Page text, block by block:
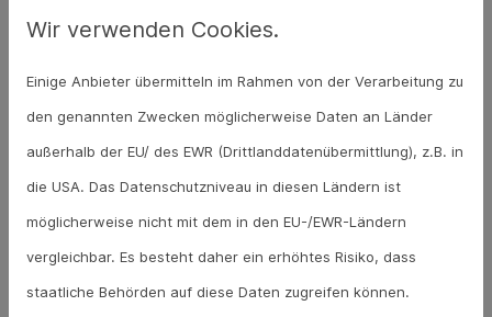
Hier Aut idem (Produkt 2) auswählen
Hier die Produktbezeichnung (Produkt 3) eintragen
Wir verwenden Cookies.
Einige Anbieter übermitteln im Rahmen von der Verarbeitung zu
den genannten Zwecken möglicherweise Daten an Länder
außerhalb der EU/ des EWR (Drittlanddatenübermittlung), z.B. in
die USA. Das Datenschutzniveau in diesen Ländern ist
möglicherweise nicht mit dem in den EU-/EWR-Ländern
vergleichbar. Es besteht daher ein erhöhtes Risiko, dass
staatliche Behörden auf diese Daten zugreifen können.